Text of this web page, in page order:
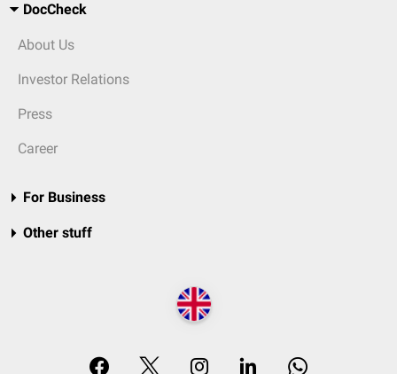
DocCheck
About Us
Investor Relations
Press
Career
For Business
Other stuff